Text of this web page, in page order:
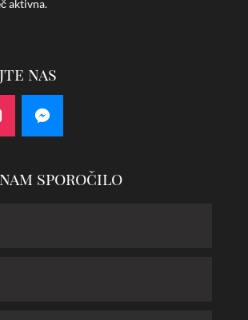
aktivna.
nas
sporočilo